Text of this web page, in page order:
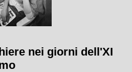
nei giorni dell'XI